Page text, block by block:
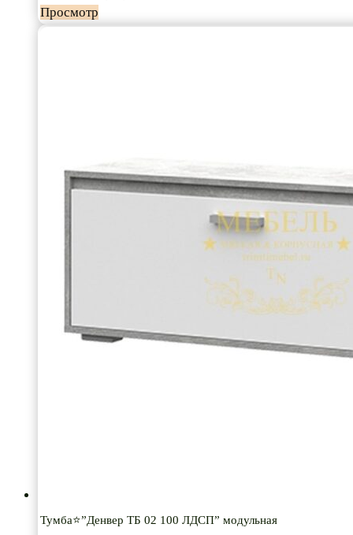
Просмотр
Тумба⭐”Денвер ТБ 02 100 ЛДСП” модульная